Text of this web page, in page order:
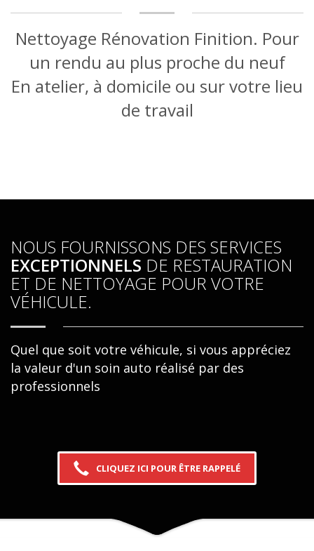
Nettoyage Rénovation Finition. Pour
un rendu au plus proche du neuf
En atelier, à domicile ou sur votre lieu
de travail
NOUS FOURNISSONS DES SERVICES
EXCEPTIONNELS DE RESTAURATION
ET DE NETTOYAGE POUR VOTRE
VÉHICULE.
Quel que soit votre véhicule, si vous appréciez
la valeur d'un soin auto réalisé par des
professionnels
CLIQUEZ ICI POUR ÊTRE RAPPELÉ